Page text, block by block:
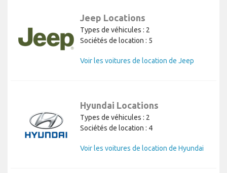
Jeep Locations
Types de véhicules : 2
Sociétés de location : 5
Voir les voitures de location de Jeep
Hyundai Locations
Types de véhicules : 2
Sociétés de location : 4
Voir les voitures de location de Hyundai